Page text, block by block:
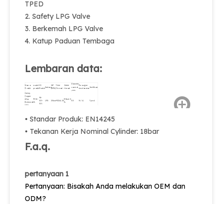
TPED
2. Safety LPG Valve
3. Berkemah LPG Valve
4. Katup Paduan Tembaga
Lembaran data:
Nama
Produk
model
produk
ID
Produk
Sedang
WP
(MPA)
Thlet
Thread.
Outlet
thread.
Diameter
nominal
φmm.
Perangkat
keselamatan.
Sertifikasi
Safety
Copper
Alloy
Berkemah
LPG
PV01-
01.
98-
015-
010.
LPG 25bar M22x1.25.
M16x1.5-
lh.
N / A. Tped.
• Standar Produk: EN14245
• Tekanan Kerja Nominal Cylinder: 18bar
F.a.q.
pertanyaan 1
Pertanyaan: Bisakah Anda melakukan OEM dan
ODM?